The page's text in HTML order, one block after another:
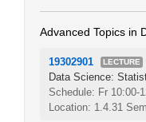
Advanced Topics in
19302901 LECTURE
Data Science:
Schedule: Fr 10:00-
Location: 1.4.31